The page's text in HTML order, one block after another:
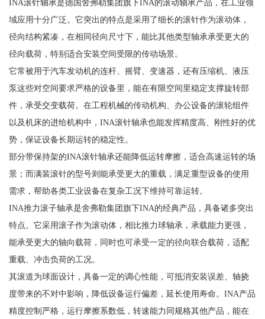
INA滚针轴承是德国舍弗勒集团旗下INA的滚动轴承产品，在工业领
域应用十分广泛。它突出的特点是采用了细长的滚针作为滚动体，
径向结构紧凑，在相同径向尺寸下，能比其他类型轴承承受更大的
径向载荷，特别适合安装空间受限的传动场景。
它常被用于汽车发动机的连杆、摇臂、变速器，还有压缩机、液压
泵这些对空间要求严格的设备里，能在有限空间里稳定支撑旋转部
件，承受交变载荷。在工程机械的传动机构、办公设备的滚轮组件
以及机床的进给机构中，INA滚针轴承也能发挥精度高、刚性好的优
势，保证设备长期运转的稳定性。
部分带保持架的INA滚针轴承还能降低运转摩擦，适合高速运转的场
景；而满装滚针的型号则能承受更大的重载，满足重型设备的使用
需求，帮助各类工业设备在复杂工况下维持可靠运转。
INA推力滚子轴承是舍弗勒集团旗下INA的经典产品，具备诸多突出
特点。它采用滚子作为滚动体，相比推力球轴承，承载能力更强，
能承受更大的轴向载荷，同时也可承受一定的径向联合载荷，适配
重载、冲击负荷的工况。
其滚道为球面设计，具备一定的调心性能，可抵消安装误差、轴挠
度带来的不对中影响，降低设备运行偏差，延长使用寿命。INA产品
精度控制严格，运行摩擦系数低，转速能力同规格其他产品，能在